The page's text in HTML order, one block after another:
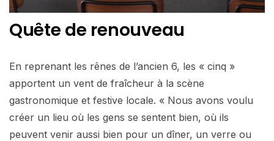
Quête de renouveau
En reprenant les rênes de l’ancien 6, les « cinq »
apportent un vent de fraîcheur à la scène
gastronomique et festive locale. « Nous avons voulu
créer un lieu où les gens se sentent bien, où ils
peuvent venir aussi bien pour un dîner, un verre ou